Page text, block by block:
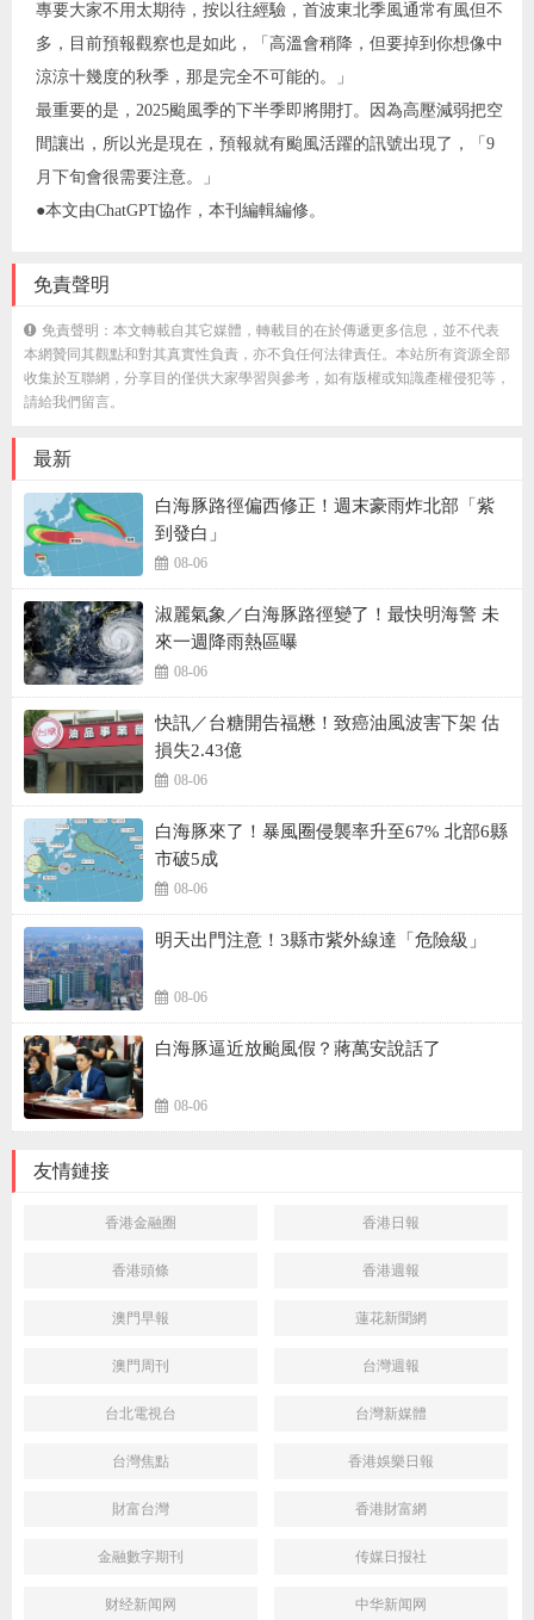
專要大家不用太期待，按以往經驗，首波東北季風通常有風但不
多，目前預報觀察也是如此，「高溫會稍降，但要掉到你想像中
涼涼十幾度的秋季，那是完全不可能的。」
最重要的是，2025颱風季的下半季即將開打。因為高壓減弱把空
間讓出，所以光是現在，預報就有颱風活躍的訊號出現了，「9
月下旬會很需要注意。」
●本文由ChatGPT協作，本刊編輯編修。
免責聲明
免責聲明：本文轉載自其它媒體，轉載目的在於傳遞更多信息，並不代表
本網贊同其觀點和對其真實性負責，亦不負任何法律責任。本站所有資源全部
收集於互聯網，分享目的僅供大家學習與參考，如有版權或知識產權侵犯等，
請給我們留言。
最新
白海豚路徑偏西修正！週末豪雨炸北部「紫
到發白」
08-06
淑麗氣象／白海豚路徑變了！最快明海警 未
來一週降雨熱區曝
08-06
快訊／台糖開告福懋！致癌油風波害下架 估
損失2.43億
08-06
白海豚來了！暴風圈侵襲率升至67% 北部6縣
市破5成
08-06
明天出門注意！3縣市紫外線達「危險級」
08-06
白海豚逼近放颱風假？蔣萬安說話了
08-06
友情鏈接
香港金融圈 香港日報
香港頭條 香港週報
澳門早報 蓮花新聞網
澳門周刊 台灣週報
台北電視台 台灣新媒體
台灣焦點 香港娛樂日報
財富台灣 香港財富網
金融數字期刊 传媒日报社
财经新闻网 中华新闻网